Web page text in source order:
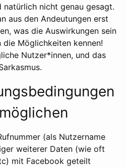
nicht genau gesagt.
aus den Andeutungen erst
was die Auswirkungen sein
die Möglichkeiten kennen!
Nutzer*innen, und das
(als Nutzername
weiterer Daten (wie oft
mit Facebook geteilt